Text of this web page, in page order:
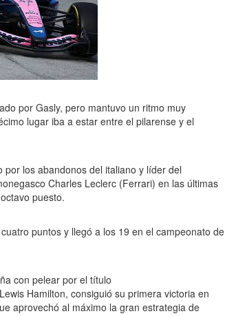
por Gasly, pero mantuvo un ritmo muy
lugar iba a estar entre el pilarense y el
los abandonos del italiano y líder del
Charles Leclerc (Ferrari) en las últimas
puesto.
puntos y llegó a los 19 en el campeonato de
con pelear por el título
Hamilton, consiguió su primera victoria en
aprovechó al máximo la gran estrategia de